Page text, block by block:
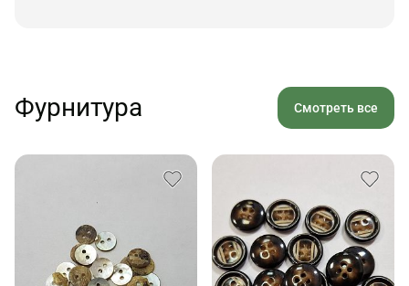
Фурнитура Смотреть все